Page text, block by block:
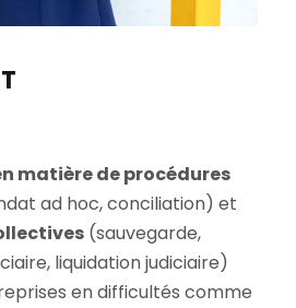
matière de procédures
ad hoc, conciliation) et
(sauvegarde,
liquidation judiciaire)
en difficultés comme